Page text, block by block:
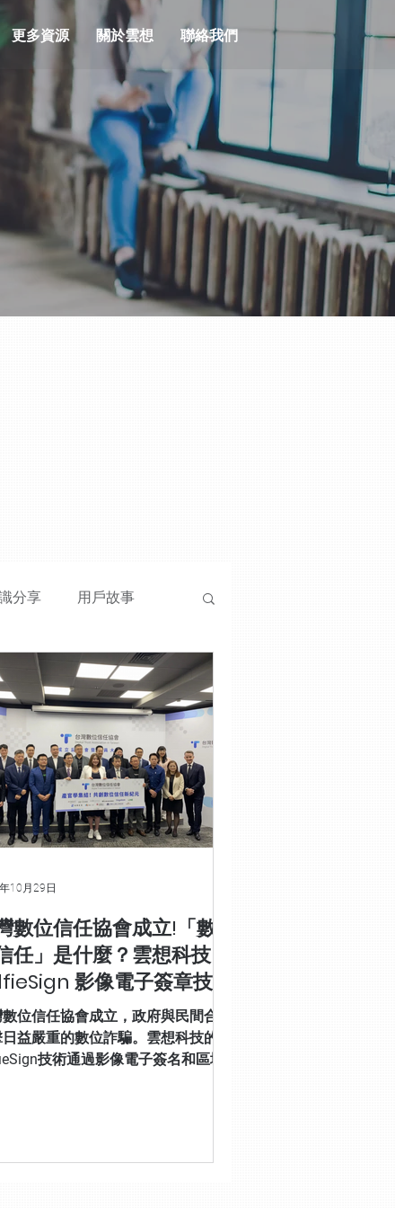
更多資源 關於雲想 聯絡我們
分享 用戶故事
醫療相關 ESG
想數位皮夾 金融相關
數位信任協會成立!「數
任」是什麼？雲想科技
影像電子簽章技術
打擊詐騙
位信任協會成立，政府與民間合作
益嚴重的數位詐騙。雲想科技的
技術通過影像電子簽名和區塊
10月29日